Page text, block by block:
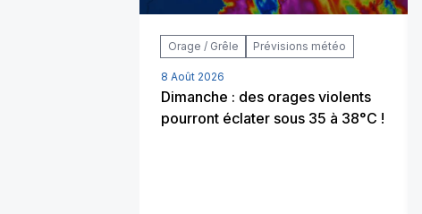
Orage / Grêle Prévisions météo
8 Août 2026
Dimanche : des orages violents
pourront éclater sous 35 à 38°C !